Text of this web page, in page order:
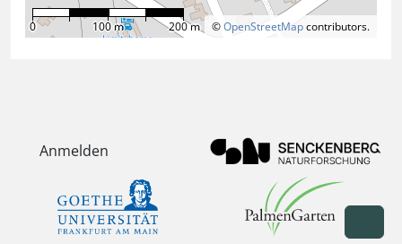
©OpenStreetMapcontributors.
0 100 m 200 m
Anmelden